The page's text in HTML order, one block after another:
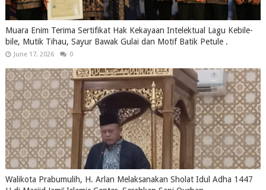
Muara Enim Terima Sertifikat Hak Kekayaan Intelektual Lagu Kebile-
bile, Mutik Tihau, Sayur Bawak Gulai dan Motif Batik Petule .
June 17, 2026 0
Walikota Prabumulih, H. Arlan Melaksanakan Sholat Idul Adha 1447